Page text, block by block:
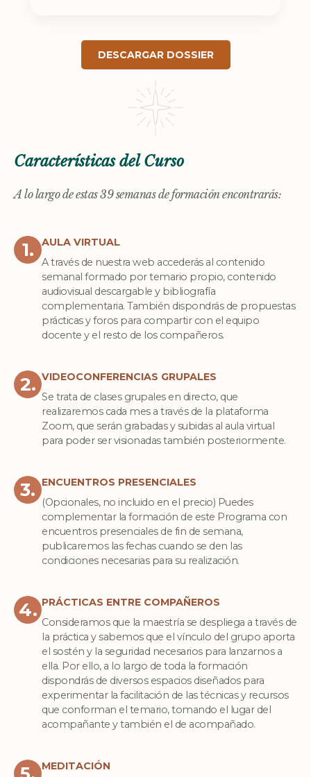
DESCARGAR DOSSIER
Características del Curso
A lo largo de estas 39 semanas de formación encontrarás:
1.
AULA VIRTUAL
A través de nuestra web accederás al contenido
semanal formado por temario propio, contenido
audiovisual descargable y bibliografía
complementaria. También dispondrás de propuestas
prácticas y foros para compartir con el equipo
docente y el resto de los compañeros.
2. VIDEOCONFERENCIAS GRUPALES
Se trata de clases grupales en directo, que
realizaremos cada mes a través de la plataforma
Zoom, que serán grabadas y subidas al aula virtual
para poder ser visionadas también posteriormente.
3.
ENCUENTROS PRESENCIALES
(Opcionales, no incluido en el precio) Puedes
complementar la formación de este Programa con
encuentros presenciales de fin de semana,
publicaremos las fechas cuando se den las
condiciones necesarias para su realización.
4. PRÁCTICAS ENTRE COMPAÑEROS
Consideramos que la maestría se despliega a través de
la práctica y sabemos que el vínculo del grupo aporta
el sostén y la seguridad necesarios para lanzarnos a
ella. Por ello, a lo largo de toda la formación
dispondrás de diversos espacios diseñados para
experimentar la facilitación de las técnicas y recursos
que conforman el temario, tomando el lugar del
acompañante y también el de acompañado.
MEDITACIÓN